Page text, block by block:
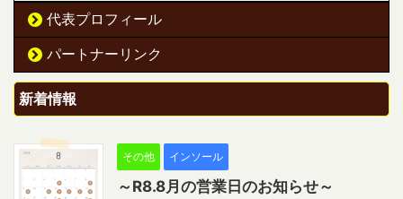
代表プロフィール
パートナーリンク
新着情報
その他 インソール
～R8.8月の営業日のお知らせ～